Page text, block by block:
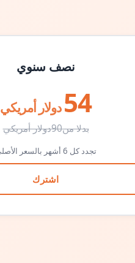
نصف سنوي
54 دولار أمريكي
بدلا من90دولار أمريكي
تجدد كل 6 أشهر بالسعر الأصلي
اشترك